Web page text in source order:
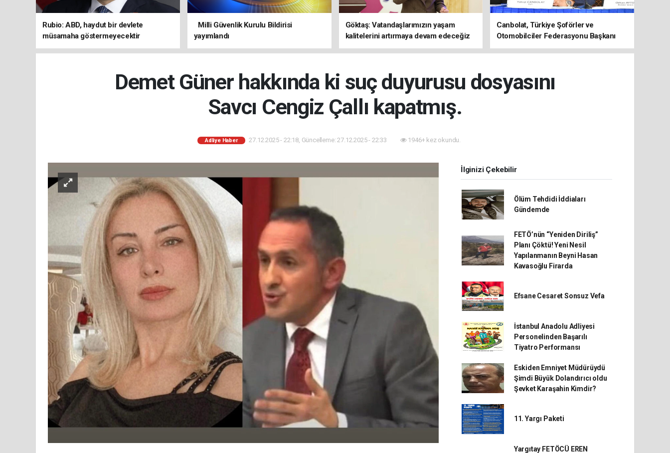
Rubio: ABD, haydut bir devlete
müsamaha göstermeyecektir
Milli Güvenlik Kurulu Bildirisi
yayımlandı
Göktaş: Vatandaşlarımızın yaşam
kalitelerini artırmaya devam edeceğiz
Canbolat, Türkiye Şoförler ve
Otomobilciler Federasyonu Başkanı
Yiğiner ile görüştü
Demet Güner hakkında ki suç duyurusu dosyasını
Savcı Cengiz Çallı kapatmış.
Adliye Haber 27.12.2025 - 22:18, Güncelleme: 27.12.2025 - 22:33 1946+ kez okundu.
İlginizi Çekebilir
Ölüm Tehdidi İddiaları
Gündemde
FETÖ’nün “Yeniden Diriliş”
Planı Çöktü! Yeni Nesil
Yapılanmanın Beyni Hasan
Kavasoğlu Firarda
Efsane Cesaret Sonsuz Vefa
İstanbul Anadolu Adliyesi
Personelinden Başarılı
Tiyatro Performansı
Eskiden Emniyet Müdürüydü
Şimdi Büyük Dolandırıcı oldu
Şevket Karaşahin Kimdir?
11. Yargı Paketi
Yargıtay FETÖCÜ EREN